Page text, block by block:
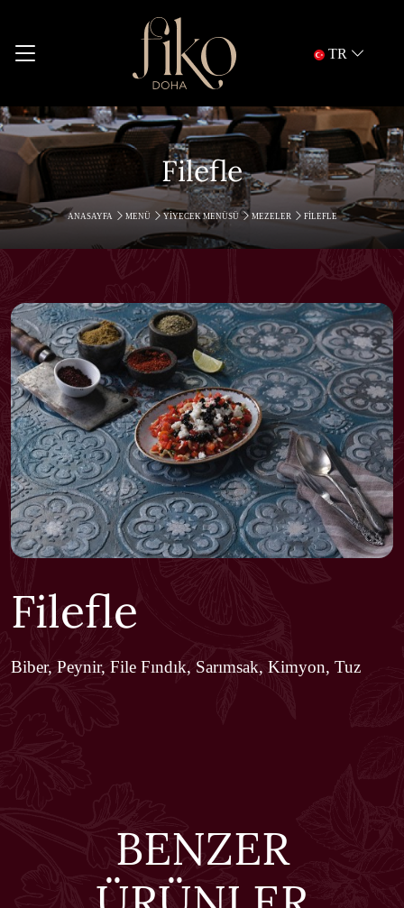
TR
Filefle
ANASAYFA MENÜ YIYECEK MENÜSÜ MEZELER FILEFLE
Filefle
Biber, Peynir, File Fındık, Sarımsak, Kimyon, Tuz
BENZER